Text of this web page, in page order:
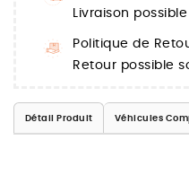
Livraison
Politique de
Retour possible
Détail Produit Véhicules